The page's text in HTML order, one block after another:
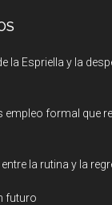
la Espriella y la
formal que
la rutina y la
futuro